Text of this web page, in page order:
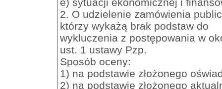
e) sytuacji ekonomicznej i
2. O udzielenie zamówienia
którzy wykażą brak podstaw do
wykluczenia z postępowania w
ust. 1 ustawy Pzp.
Sposób oceny:
1) na podstawie złożonego
2) na podstawie złożonego